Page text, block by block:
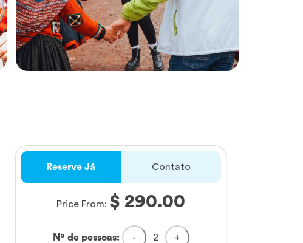
Reserve Já Contato
Price From: $ 290.00
Nº de pessoas: - 2 +